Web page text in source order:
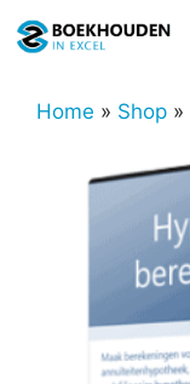
naar
inhoudHome » Shop »